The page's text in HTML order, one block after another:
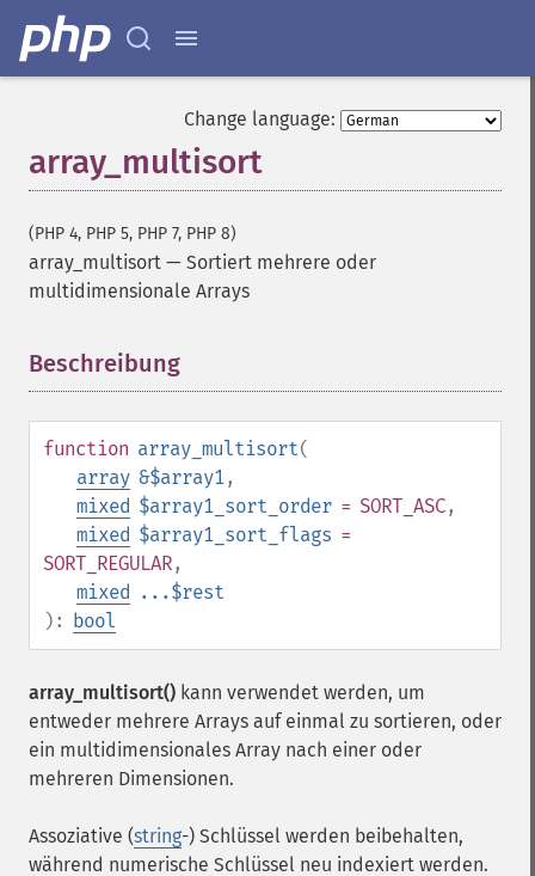
Change language:
array_multisort
(PHP 4, PHP 5, PHP 7, PHP 8)
array_multisort — Sortiert mehrere oder
multidimensionale Arrays
Beschreibung
function array_multisort(
array &$array1,
mixed $array1_sort_order = SORT_ASC,
mixed $array1_sort_flags =
SORT_REGULAR,
mixed ...$rest
): bool
array_multisort() kann verwendet werden, um
entweder mehrere Arrays auf einmal zu sortieren, oder
ein multidimensionales Array nach einer oder
mehreren Dimensionen.
Assoziative (string-) Schlüssel werden beibehalten,
während numerische Schlüssel neu indexiert werden.